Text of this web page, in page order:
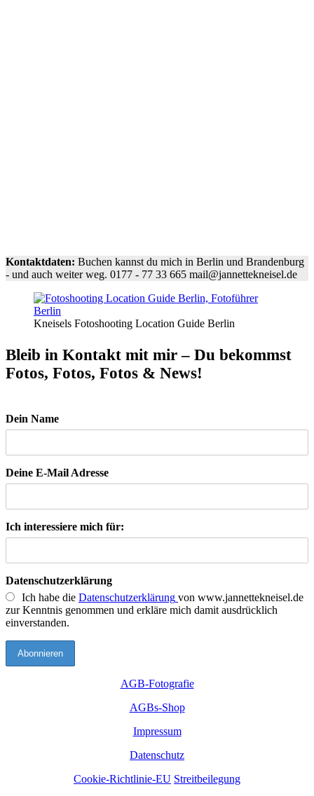
Kontaktdaten: Buchen kannst du mich in Berlin und Brandenburg
- und auch weiter weg. 0177 - 77 33 665 mail@jannettekneisel.de
Kneisels Fotoshooting Location Guide Berlin
Bleib in Kontakt mit mir – Du bekommst
Fotos, Fotos, Fotos & News!
Dein Name
Deine E-Mail Adresse
Ich interessiere mich für:
Datenschutzerklärung
Ich habe die Datenschutzerklärung von www.jannettekneisel.de
zur Kenntnis genommen und erkläre mich damit ausdrücklich
einverstanden.
AGB-Fotografie
AGBs-Shop
Impressum
Datenschutz
Cookie-Richtlinie-EU Streitbeilegung